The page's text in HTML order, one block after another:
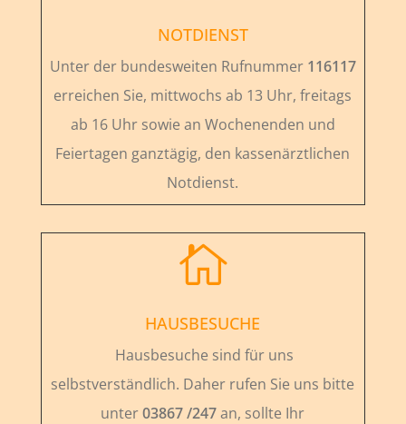
NOTDIENST
Unter der bundesweiten Rufnummer 116117
erreichen Sie, mittwochs ab 13 Uhr, freitags
ab 16 Uhr sowie an Wochenenden und
Feiertagen ganztägig, den kassenärztlichen
Notdienst.

HAUSBESUCHE
Hausbesuche sind für uns
selbstverständlich. Daher rufen Sie uns bitte
unter03867 /247an, sollte Ihr